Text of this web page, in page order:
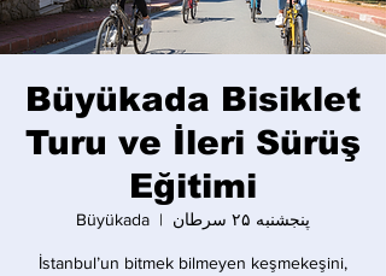
Büyükada Bisiklet
Turu ve İleri Sürüş
Eğitimi
پنجشنبه ۲۵ سرطان
  |
Büyükada
İstanbul’un bitmek bilmeyen keşmekeşini,